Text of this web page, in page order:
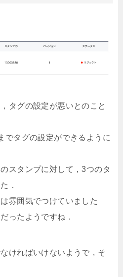
タグの設定が悪いとのこと
でタグの設定ができるように
スタンプに対して，3つのタ
．
雰囲気でつけていました
ったようですね．
ければいけないようで，そ